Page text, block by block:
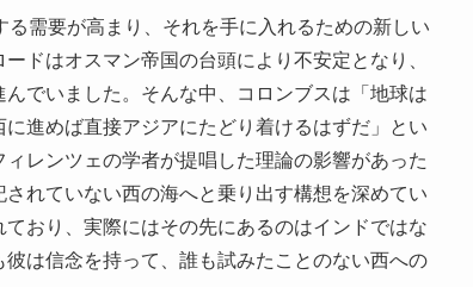
需要が高まり、それを手に入れるための新しい
ドはオスマン帝国の台頭により不安定となり、
でいました。そんな中、コロンブスは「地球は
進めば直接アジアにたどり着けるはずだ」とい
レンツェの学者が提唱した理論の影響があった
れていない西の海へと乗り出す構想を深めてい
おり、実際にはその先にあるのはインドではな
は信念を持って、誰も試みたことのない西への